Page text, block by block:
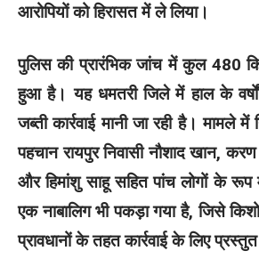
आरोपियों को हिरासत में ले लिया।
पुलिस की प्रारंभिक जांच में कुल 480
हुआ है। यह धमतरी जिले में हाल के
जब्ती कार्रवाई मानी जा रही है। मामले में
पहचान रायपुर निवासी नौशाद खान,
और हिमांशु साहू सहित पांच लोगों के
एक नाबालिग भी पकड़ा गया है, जिसे
प्रावधानों के तहत कार्रवाई के लिए